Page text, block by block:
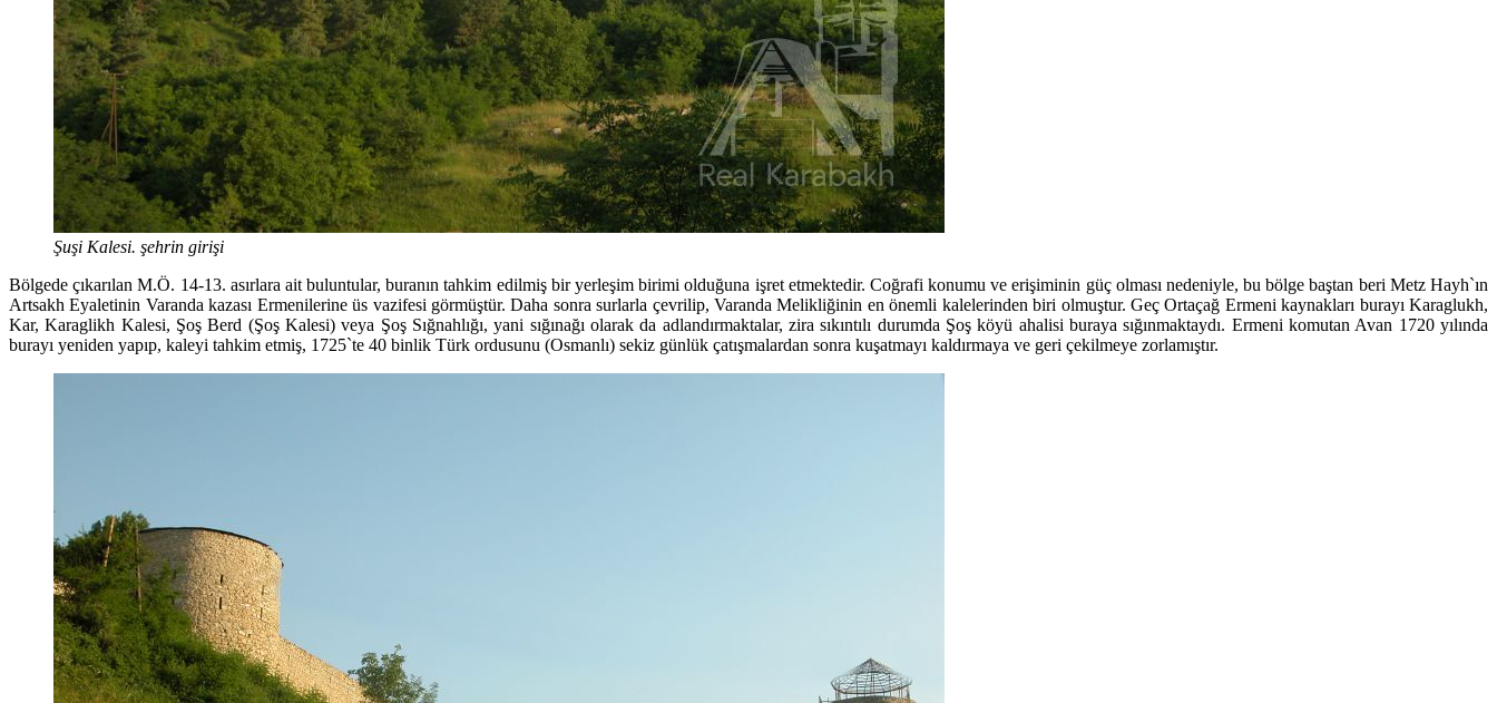
Şuşi Kalesi. şehrin girişi
Bölgede çıkarılan M.Ö. 14-13. asırlara ait buluntular, buranın tahkim edilmiş bir yerleşim birimi olduğuna işret etmektedir. Coğrafi konumu ve erişiminin güç olması nedeniyle, bu bölge baştan beri Metz Hayh`ın
Artsakh Eyaletinin Varanda kazası Ermenilerine üs vazifesi görmüştür. Daha sonra surlarla çevrilip, Varanda Melikliğinin en önemli kalelerinden biri olmuştur. Geç Ortaçağ Ermeni kaynakları burayı Karaglukh,
Kar, Karaglikh Kalesi, Şoş Berd (Şoş Kalesi) veya Şoş Sığnahlığı, yani sığınağı olarak da adlandırmaktalar, zira sıkıntılı durumda Şoş köyü ahalisi buraya sığınmaktaydı. Ermeni komutan Avan 1720 yılında
burayı yeniden yapıp, kaleyi tahkim etmiş, 1725`te 40 binlik Türk ordusunu (Osmanlı) sekiz günlük çatışmalardan sonra kuşatmayı kaldırmaya ve geri çekilmeye zorlamıştır.